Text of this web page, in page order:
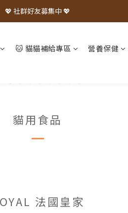
💖 社群好友募集中 💖
🐱 貓貓補給專區 營養保健
貓用食品
法國皇家